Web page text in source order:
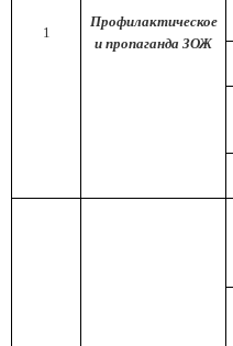
1
Профилактическое
и пропаганда ЗОЖ